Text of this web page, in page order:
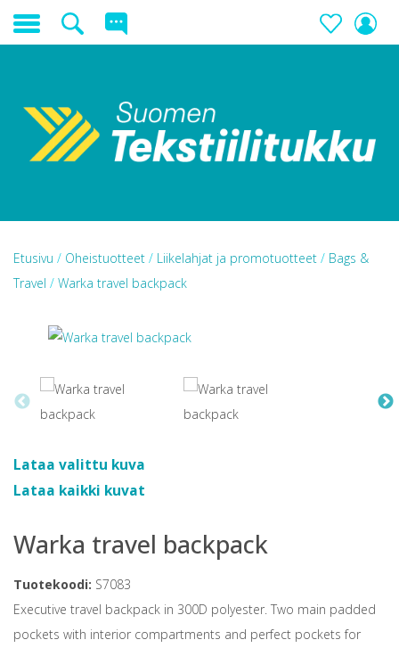
Etusivu / Oheistuotteet / Liikelahjat ja promotuotteet / Bags &
Travel / Warka travel backpack
Lataa valittu kuva
Lataa kaikki kuvat
Warka travel backpack
Tuotekoodi: S7083
Executive travel backpack in 300D polyester. Two main padded
pockets with interior compartments and perfect pockets for